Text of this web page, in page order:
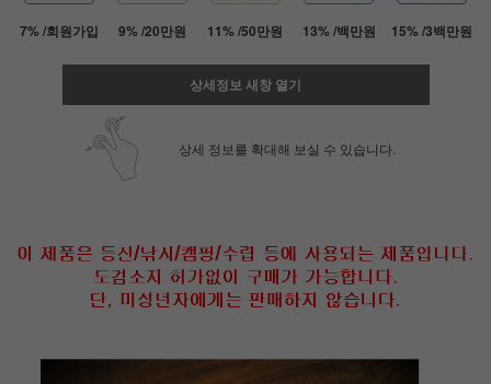
페이코 ID로 페
7% /회원가입 9% /20만원 11% /50만원 13% /백만원 15% /3백만원
상세정보 새창 열기
상세 정보를 확대해 보실 수 있습니다.